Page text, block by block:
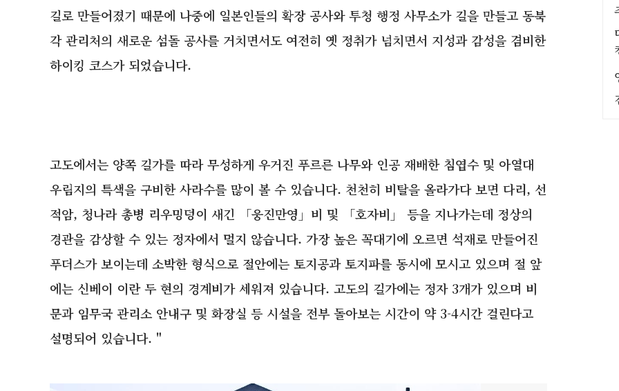
길로 만들어졌기 때문에 나중에 일본인들의 확장 공사와 투청 행정 사무소가 길을 만들고 동북
각 관리처의 새로운 섬돌 공사를 거치면서도 여전히 옛 정취가 넘치면서 지성과 감성을 겸비한
하이킹 코스가 되었습니다.
고도에서는 양쪽 길가를 따라 무성하게 우거진 푸르른 나무와 인공 재배한 침엽수 및 아열대
우림지의 특색을 구비한 사라수를 많이 볼 수 있습니다. 천천히 비탈을 올라가다 보면 다리, 선
적암, 청나라 총병 리우밍덩이 새긴 「웅진만영」비 및 「호자비」 등을 지나가는데 정상의
경관을 감상할 수 있는 정자에서 멀지 않습니다. 가장 높은 꼭대기에 오르면 석재로 만들어진
푸더스가 보이는데 소박한 형식으로 절안에는 토지공과 토지파를 동시에 모시고 있으며 절 앞
에는 신베이 이란 두 현의 경계비가 세워져 있습니다. 고도의 길가에는 정자 3개가 있으며 비
문과 임무국 관리소 안내구 및 화장실 등 시설을 전부 돌아보는 시간이 약 3-4시간 걸린다고
설명되어 있습니다. "